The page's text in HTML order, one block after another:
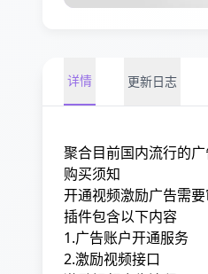
详情 更新日志
聚合目前国内流行的
购买须知
开通视频激励广告需
插件包含以下内容
1.广告账户开通服务
2.激励视频接口